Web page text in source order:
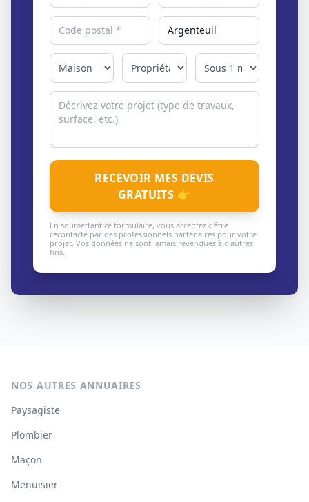
RECEVOIR MES DEVIS
GRATUITS 👉
En soumettant ce formulaire, vous acceptez d'être
recontacté par des professionnels partenaires pour votre
projet. Vos données ne sont jamais revendues à d'autres
fins.
NOS AUTRES ANNUAIRES
Paysagiste
Plombier
Maçon
Menuisier